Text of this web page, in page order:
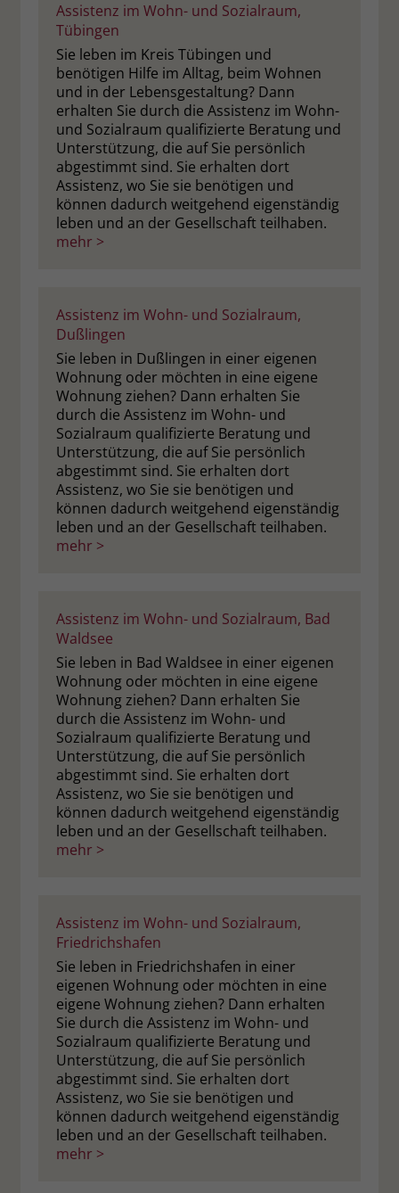
Assistenz im Wohn- und Sozialraum,
Tübingen
Sie leben im Kreis Tübingen und
benötigen Hilfe im Alltag, beim Wohnen
und in der Lebensgestaltung? Dann
erhalten Sie durch die Assistenz im Wohn-
und Sozialraum qualifizierte Beratung und
Unterstützung, die auf Sie persönlich
abgestimmt sind. Sie erhalten dort
Assistenz, wo Sie sie benötigen und
können dadurch weitgehend eigenständig
leben und an der Gesellschaft teilhaben.
mehr >
Assistenz im Wohn- und Sozialraum,
Dußlingen
Sie leben in Dußlingen in einer eigenen
Wohnung oder möchten in eine eigene
Wohnung ziehen? Dann erhalten Sie
durch die Assistenz im Wohn- und
Sozialraum qualifizierte Beratung und
Unterstützung, die auf Sie persönlich
abgestimmt sind. Sie erhalten dort
Assistenz, wo Sie sie benötigen und
können dadurch weitgehend eigenständig
leben und an der Gesellschaft teilhaben.
mehr >
Assistenz im Wohn- und Sozialraum, Bad
Waldsee
Sie leben in Bad Waldsee in einer eigenen
Wohnung oder möchten in eine eigene
Wohnung ziehen? Dann erhalten Sie
durch die Assistenz im Wohn- und
Sozialraum qualifizierte Beratung und
Unterstützung, die auf Sie persönlich
abgestimmt sind. Sie erhalten dort
Assistenz, wo Sie sie benötigen und
können dadurch weitgehend eigenständig
leben und an der Gesellschaft teilhaben.
mehr >
Assistenz im Wohn- und Sozialraum,
Friedrichshafen
Sie leben in Friedrichshafen in einer
eigenen Wohnung oder möchten in eine
eigene Wohnung ziehen? Dann erhalten
Sie durch die Assistenz im Wohn- und
Sozialraum qualifizierte Beratung und
Unterstützung, die auf Sie persönlich
abgestimmt sind. Sie erhalten dort
Assistenz, wo Sie sie benötigen und
können dadurch weitgehend eigenständig
leben und an der Gesellschaft teilhaben.
mehr >
Name
Anbieter Facebook
Laufzeit 3 Monate
Zweck
Der Zweck von _fbp ist vollständig auf
die Werbe- und Analysebemühungen
von Facebook zurückzuführen. Dieses
Cookie ist ein Erstanbieter-Cookie, d. h.
Facebook platziert es, während ein
Facebook. Facebook kann dann die
gesammelten Daten nutzen, um den
Nutzer besser zu verstehen und
bessere, relevantere Werbung zu
zeigen. Das _fbp-Cookie sammelt keine
persönlich identifizierbaren
Informationen und wird von Facebook
nur platziert, um Daten an das
Unternehmen zurückzusenden.